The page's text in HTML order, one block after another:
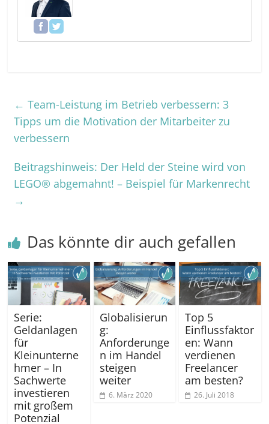
← Team-Leistung im Betrieb verbessern: 3
Tipps um die Motivation der Mitarbeiter zu
verbessern
Beitragshinweis: Der Held der Steine wird von
LEGO® abgemahnt! – Beispiel für Markenrecht
→
Das könnte dir auch gefallen
Serie:
Geldanlagen
für
Kleinunterne
hmer – In
Sachwerte
investieren
mit großem
Potenzial
Globalisierun
g:
Anforderunge
n im Handel
steigen
weiter
6. März 2020
Top 5
Einflussfaktor
en: Wann
verdienen
Freelancer
am besten?
26. Juli 2018